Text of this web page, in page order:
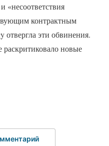
«несоответствия
контрактным
отвергла эти обвинения.
раскритиковало новые